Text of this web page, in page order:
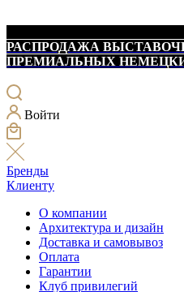
РАСПРОДАЖА
ПРЕМИАЛЬНЫХ
Войти
Бренды
Клиенту
О компании
Архитектура и дизайн
Доставка и самовывоз
Оплата
Гарантии
Клуб привилегий